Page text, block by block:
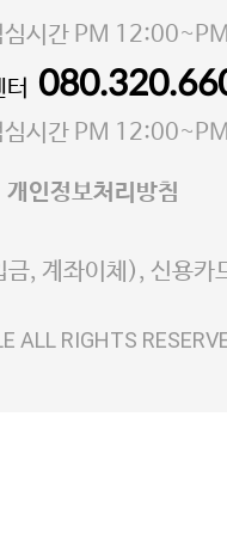
포대로4다길 41 마포
서울마포-3931호
시스 에스크로 서비
시간 PM
시간 PM
개인정보처리방침
, 계좌이체), 신용카
ALL RIGHTS